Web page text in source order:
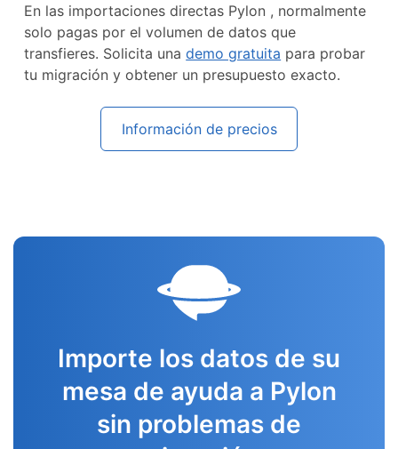
En las importaciones directas Pylon , normalmente
solo pagas por el volumen de datos que
transfieres. Solicita unademo gratuita para probar
tu migración y obtener un presupuesto exacto.
Información de precios
Importe los datos de su
mesa de ayuda a Pylon
sin problemas de